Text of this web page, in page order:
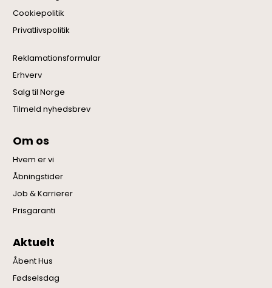
Cookiepolitik
Privatlivspolitik
Reklamationsformular
Erhverv
Salg til Norge
Tilmeld nyhedsbrev
Om os
Hvem er vi
Åbningstider
Job & Karrierer
Prisgaranti
Aktuelt
Åbent Hus
Fødselsdag